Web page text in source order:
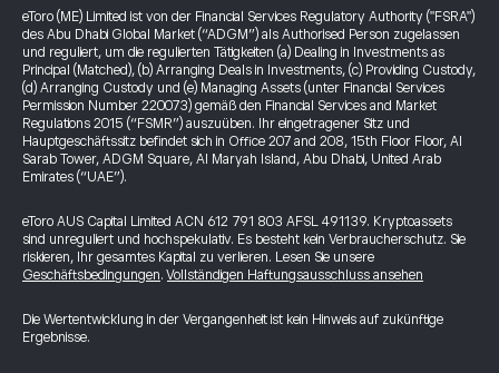
eToro (ME) Limited ist von der Financial Services Regulatory Authority ("FSRA")
des Abu Dhabi Global Market (“ADGM”) als Authorised Person zugelassen
und reguliert, um die regulierten Tätigkeiten (a) Dealing in Investments as
Principal (Matched), (b) Arranging Deals in Investments, (c) Providing Custody,
(d) Arranging Custody und (e) Managing Assets (unter Financial Services
Permission Number 220073) gemäß den Financial Services and Market
Regulations 2015 (“FSMR”) auszuüben. Ihr eingetragener Sitz und
Hauptgeschäftssitz befindet sich in Office 207 and 208, 15th Floor Floor, Al
Sarab Tower, ADGM Square, Al Maryah Island, Abu Dhabi, United Arab
Emirates (“UAE”).
eToro AUS Capital Limited ACN 612 791 803 AFSL 491139. Kryptoassets
sind unreguliert und hochspekulativ. Es besteht kein Verbraucherschutz. Sie
riskieren, Ihr gesamtes Kapital zu verlieren. Lesen Sie unsere
Geschäftsbedingungen.Vollständigen Haftungsausschluss ansehen
Die Wertentwicklung in der Vergangenheit ist kein Hinweis auf zukünftige
Ergebnisse.